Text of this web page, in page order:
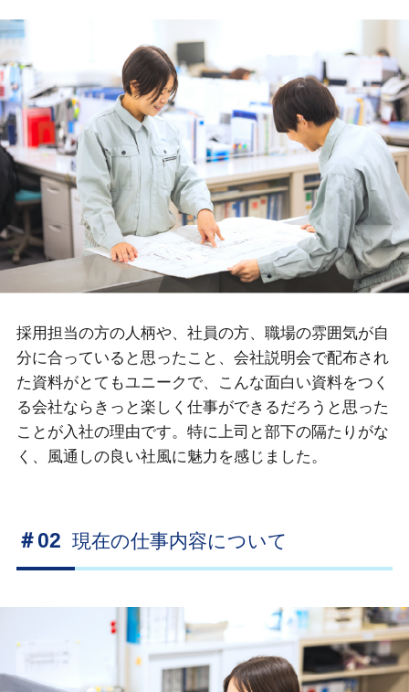
採用担当の方の人柄や、社員の方、職場の雰囲気が自
分に合っていると思ったこと、会社説明会で配布され
た資料がとてもユニークで、こんな面白い資料をつく
る会社ならきっと楽しく仕事ができるだろうと思った
ことが入社の理由です。特に上司と部下の隔たりがな
く、風通しの良い社風に魅力を感じました。
＃02 現在の仕事内容について